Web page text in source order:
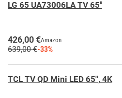
LG 65 UA73006LA TV 65"
426,00 €Amazon
639,00 €-33%
TCL TV QD Mini LED 65'', 4K